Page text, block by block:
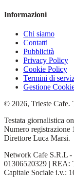
Informazioni
Chi siamo
Contatti
Pubblicità
Privacy Policy
Cookie Policy
Termini di
Gestione
© 2026, Trieste Cafe.
Testata giornalistica
Numero registrazione
Direttore Luca Marsi.
Network Cafe S.R.L -
01306520329 | REA:
Capitale Sociale i.v.: